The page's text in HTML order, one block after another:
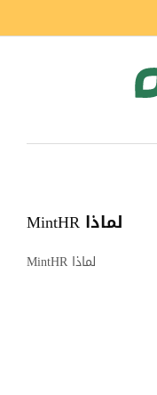
لماذا MintHR
لماذا MintHR